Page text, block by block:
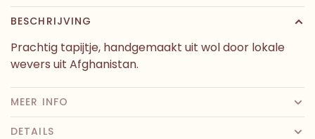
BESCHRIJVING
Prachtig tapijtje, handgemaakt uit wol door lokale
wevers uit Afghanistan.
MEER INFO
DETAILS